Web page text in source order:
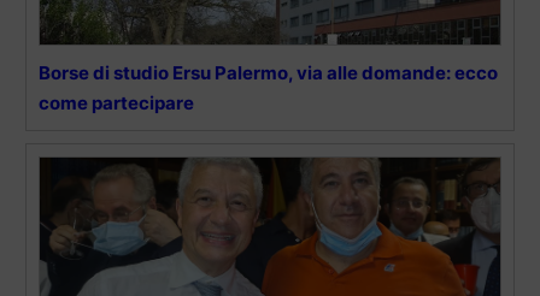
Borse di studio Ersu Palermo, via alle domande: ecco
come partecipare